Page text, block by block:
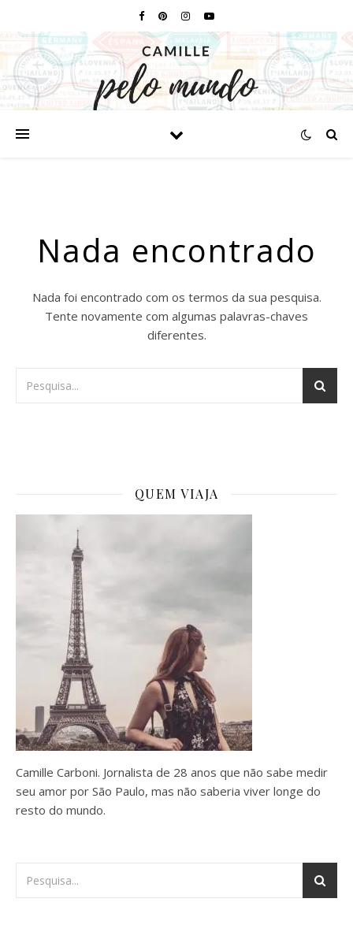
Nada encontrado
Nada foi encontrado com os termos da sua pesquisa.
Tente novamente com algumas palavras-chaves
diferentes.
QUEM VIAJA
Camille Carboni. Jornalista de 28 anos que não sabe medir
seu amor por São Paulo, mas não saberia viver longe do
resto do mundo.